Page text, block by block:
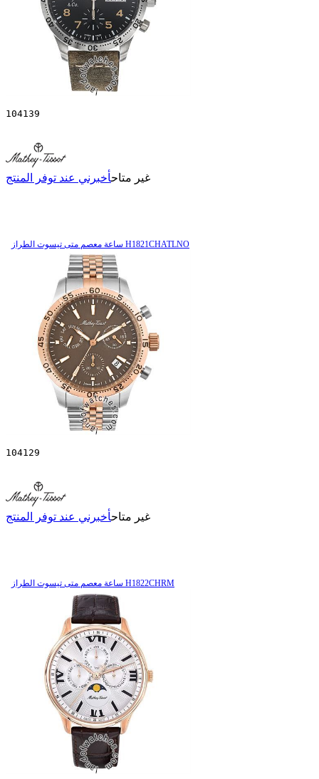
104139
غير متاحأخبرني عند توفر المنتج
ساعة معصم متی تیسوت الطراز H1821CHATLNO
104129
غير متاحأخبرني عند توفر المنتج
ساعة معصم متی تیسوت الطراز H1822CHRM